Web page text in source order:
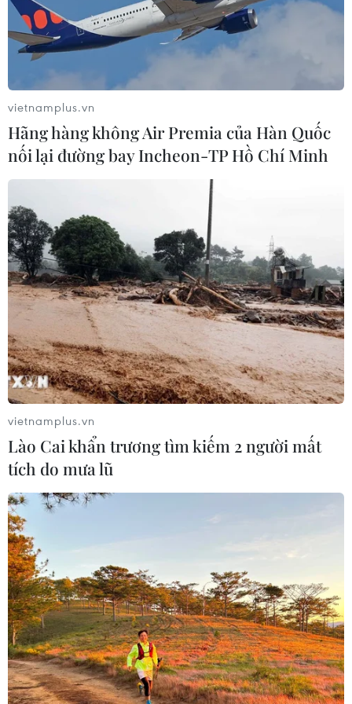
Bộ Y tế ban hành Kế hoạch dự phòng
thương tích giai đoạn 2026-2030
04/08/2026 07:41
Hệ thống y tế đa cực, đưa y tế đến
gần dân
Bộ Y tế đề xuất 8 nhóm chính sách
trong sửa đổi Luật hiến, ghép mô,
tạng
03/08/2026 14:44
Quảng Ninh chấm dứt cơ sở giết mổ
động vật không đủ điều kiện trước
03/08/2026 11:31
Bình khẳng định "cánh tay nối dài"
hiệu quả
03/08/2026 07:15
Bộ Y tế: Đề xuất quỹ Bảo hiểm y tế
thanh toán chi phí khám chữa bệnh y
học gia đình
03/08/2026 07:04
vietnamplus.vn
Hãng hàng không Air Premia của Hàn Quốc
nối lại đường bay Incheon-TP Hồ Chí Minh
vietnamplus.vn
Lào Cai khẩn trương tìm kiếm 2 người mất
tích do mưa lũ